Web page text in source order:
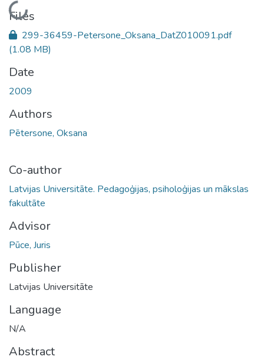
Loading...
Files
299-36459-Petersone_Oksana_DatZ010091.pdf
(1.08 MB)
Date
2009
Authors
Pētersone, Oksana
Co-author
Latvijas Universitāte. Pedagoģijas, psiholoģijas un mākslas
fakultāte
Advisor
Pūce, Juris
Publisher
Latvijas Universitāte
Language
N/A
Abstract